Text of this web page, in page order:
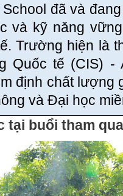
đã và
và kỹ năng
Trường hiện là
Quốc tế (CIS) -
định chất lượng
và Đại học
tại buổi tham